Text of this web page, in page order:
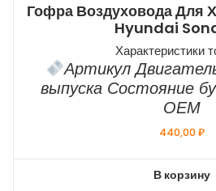
Гофра Воздуховода Для
Hyundai
Характеристики
Артикул
выпуска Состояние
ОЕМ
440,00₽
В корзину